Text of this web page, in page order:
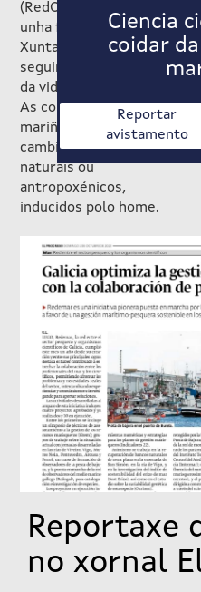
Ciencia
coidar
Reportar
avistamento
(RedOGAL) pretende ser
unha ferramenta da
Xunta de Galicia para o
seguimento e vixilancia
da vida mariña de Galicia.
As condicións do medio
mariño sofren continuos
cambios xa sexan
naturais ou
antropoxénicos,
inducidos polo home.
Reportaxe
no xornal